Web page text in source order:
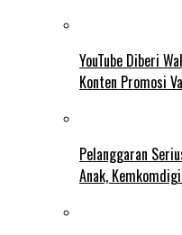
YouTube Diberi
Konten Promosi
Pelanggaran
Anak,